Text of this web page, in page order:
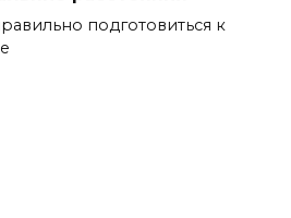
подготовиться к